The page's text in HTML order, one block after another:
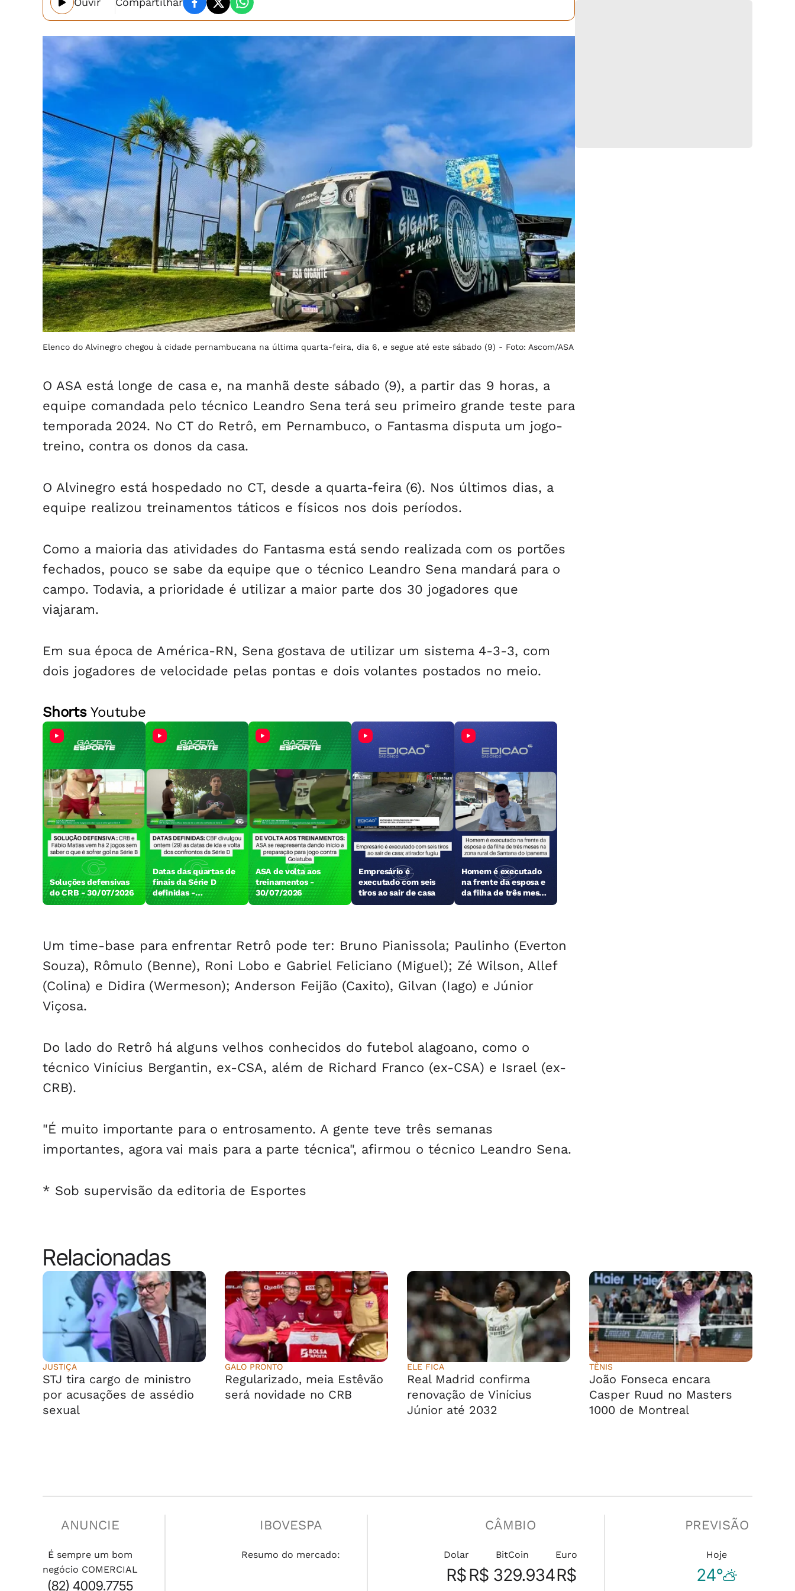
Elenco do Alvinegro chegou à cidade pernambucana na última quarta-feira, dia 6, e segue até este sábado (9) - Foto: Ascom/ASA
O ASA está longe de casa e, na manhã deste sábado (9), a partir das 9 horas, a
equipe comandada pelo técnico Leandro Sena terá seu primeiro grande teste para
temporada 2024. No CT do Retrô, em Pernambuco, o Fantasma disputa um jogo-
treino, contra os donos da casa.
O Alvinegro está hospedado no CT, desde a quarta-feira (6). Nos últimos dias, a
equipe realizou treinamentos táticos e físicos nos dois períodos.
Como a maioria das atividades do Fantasma está sendo realizada com os portões
fechados, pouco se sabe da equipe que o técnico Leandro Sena mandará para o
campo. Todavia, a prioridade é utilizar a maior parte dos 30 jogadores que
viajaram.
Em sua época de América-RN, Sena gostava de utilizar um sistema 4-3-3, com
dois jogadores de velocidade pelas pontas e dois volantes postados no meio.
ShortsYoutube
Soluções defensivas
do CRB - 30/07/2026
Datas das quartas de
finais da Série D
definidas -
30/07/2026
ASA de volta aos
treinamentos -
30/07/2026
Empresário é
executado com seis
tiros ao sair de casa
Homem é executado
na frente da esposa e
da filha de três meses
em Santana do
Um time-base para enfrentar Retrô pode ter: Bruno Pianissola; Paulinho (Everton
Souza), Rômulo (Benne), Roni Lobo e Gabriel Feliciano (Miguel); Zé Wilson, Allef
(Colina) e Didira (Wermeson); Anderson Feijão (Caxito), Gilvan (Iago) e Júnior
Viçosa.
Do lado do Retrô há alguns velhos conhecidos do futebol alagoano, como o
técnico Vinícius Bergantin, ex-CSA, além de Richard Franco (ex-CSA) e Israel (ex-
CRB).
"É muito importante para o entrosamento. A gente teve três semanas
importantes, agora vai mais para a parte técnica", afirmou o técnico Leandro Sena.
* Sob supervisão da editoria de Esportes
Relacionadas
JUSTIÇA
STJ tira cargo de ministro
por acusações de assédio
sexual
GALO PRONTO
Regularizado, meia Estêvão
será novidade no CRB
ELE FICA
Real Madrid confirma
renovação de Vinícius
Júnior até 2032
TÊNIS
João Fonseca encara
Casper Ruud no Masters
1000 de Montreal
ANUNCIE
É sempre um bom
negócio COMERCIAL
(82) 4009.7755
IBOVESPA
Resumo do mercado:
CÂMBIO
Dolar
R$
BitCoin
R$ 329.934
Euro
R$
PREVISÃO
Hoje
24°